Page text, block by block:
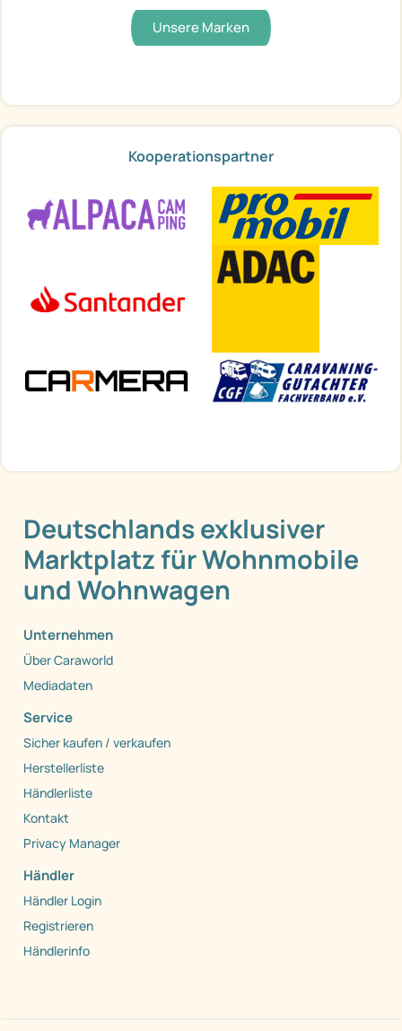
Unsere Marken
Kooperationspartner
Deutschlands exklusiver
Marktplatz für Wohnmobile
und Wohnwagen
Unternehmen
Über Caraworld
Mediadaten
Service
Sicher kaufen / verkaufen
Herstellerliste
Händlerliste
Kontakt
Privacy Manager
Händler
Händler Login
Registrieren
Händlerinfo